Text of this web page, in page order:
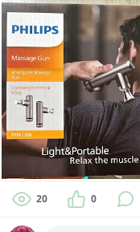
20 0